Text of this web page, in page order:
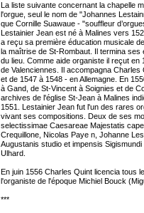
La liste suivante concernant la chapelle
l'orgue, seul le nom de "Johannes
que Cornille Suawaue - "souffleur
Lestainier Jean est né à Malines vers
a reçu sa première éducation musicale
la maîtrise de St-Rombaut. Il termina
du lieu. Comme aide organiste il reçut
de Valenciennes. Il accompagna
et de 1547 à 1548 - en Allemagne. En
à Gand, de St-Vincent à Soignies et de
archives de l'église St-Jean à Malines
1551. Lestainier Jean fut l'un des rares
vivant ses compositions. Deux de ses
selectissimae Caesareae Majestatis
Crequillone, Nicolas Paye n, Johanne
Augustanis studio et impensis
Ulhard.
En juin 1556 Charles Quint licencia tous
l'organiste de l'époque Michiel Bouck
***